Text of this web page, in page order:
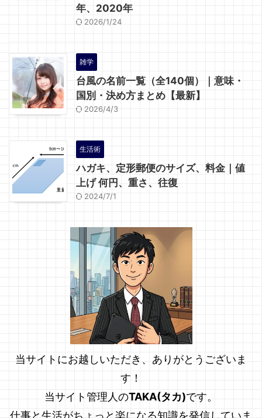
年、2020年
2026/1/24
雑学
台風の名前一覧（全140個）｜意味・
国別・決め方まとめ【最新】
2026/4/3
生活術
ハガキ、定形郵便のサイズ、料金｜値
上げ 何円、重さ、往復
2024/7/1
当サイトにお越しいただき、ありがとうございま
す！
当サイト管理人のTAKA(タカ)です。
仕事と生活がちょっと楽になる知識を発信していま